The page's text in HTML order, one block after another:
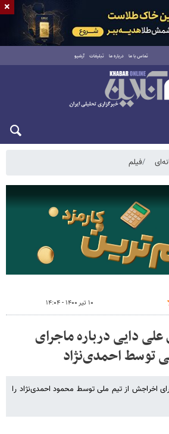
تماس با ما درباره ما تبلیغات آرشیو
فیلم
۱۰ تیر ۱۴۰۰ - ۱۴:۰۴
دایی درباره ماجرای
توسط احمدی‌نژاد
اخراجش از تیم ملی توسط محمود احمدی‌نژاد را
×